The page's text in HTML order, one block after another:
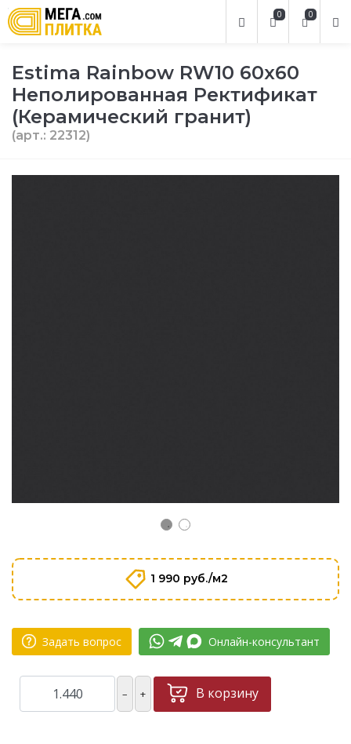
0
0
Estima Rainbow RW10 60x60
Неполированная Ректификат
(Керамический гранит)
(арт.: 22312)
1 990 руб./м2
Задать вопрос Онлайн-консультант
– + В корзину